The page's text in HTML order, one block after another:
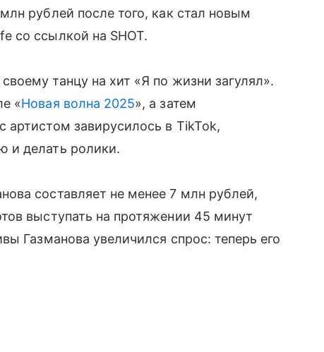
рублей после того, как стал новым
со ссылкой на SHOT.
танцу на хит «Я по жизни загулял».
«Новая волна 2025», а затем
завирусилось в TikTok,
и делать ролики.
составляет не менее 7 млн рублей,
выступать на протяжении 45 минут
Газманова увеличился спрос: теперь его